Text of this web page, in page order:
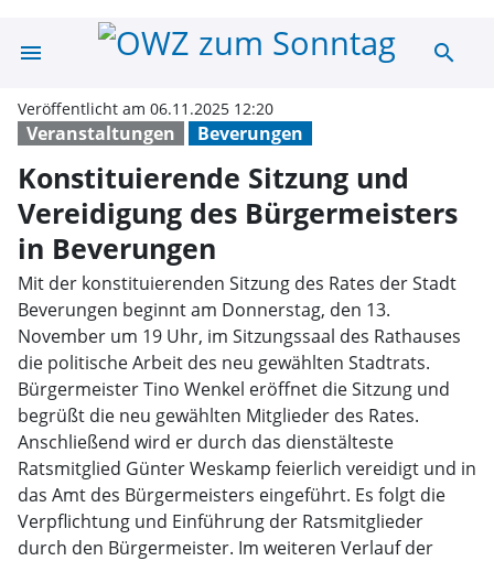
menu search
Veranstaltungen Beverungen
Veröffentlicht am 06.11.2025 12:20
Konstituierende Sitzung und
Vereidigung des Bürgermeisters
in Beverungen
Mit der konstituierenden Sitzung des Rates der Stadt
Beverungen beginnt am Donnerstag, den 13.
November um 19 Uhr, im Sitzungssaal des Rathauses
die politische Arbeit des neu gewählten Stadtrats.
Bürgermeister Tino Wenkel eröffnet die Sitzung und
begrüßt die neu gewählten Mitglieder des Rates.
Anschließend wird er durch das dienstälteste
Ratsmitglied Günter Weskamp feierlich vereidigt und in
das Amt des Bürgermeisters eingeführt. Es folgt die
Verpflichtung und Einführung der Ratsmitglieder
durch den Bürgermeister. Im weiteren Verlauf der